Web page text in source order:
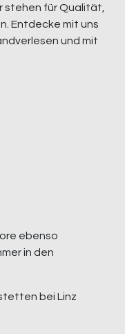
stehen für Qualität,
Entdecke mit uns
und mit
ebenso
in den
bei Linz